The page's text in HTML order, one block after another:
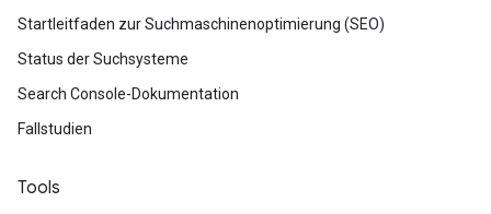
Startleitfaden zur Suchmaschinenoptimierung (SEO)
Status der Suchsysteme
Search Console-Dokumentation
Fallstudien
Tools